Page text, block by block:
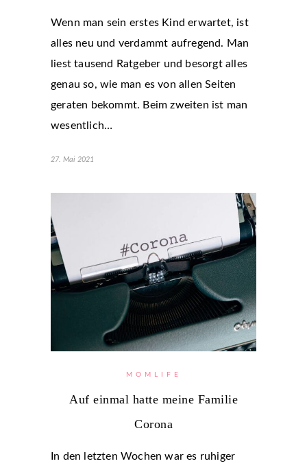
Wenn man sein erstes Kind erwartet, ist
alles neu und verdammt aufregend. Man
liest tausend Ratgeber und besorgt alles
genau so, wie man es von allen Seiten
geraten bekommt. Beim zweiten ist man
wesentlich…
27. Mai 2021
MOMLIFE
Auf einmal hatte meine Familie
Corona
In den letzten Wochen war es ruhiger